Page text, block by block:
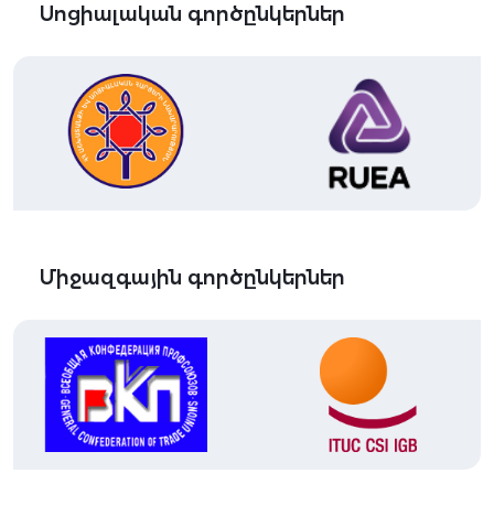
Սոցիալական գործընկերներ
Միջազգային գործընկերներ